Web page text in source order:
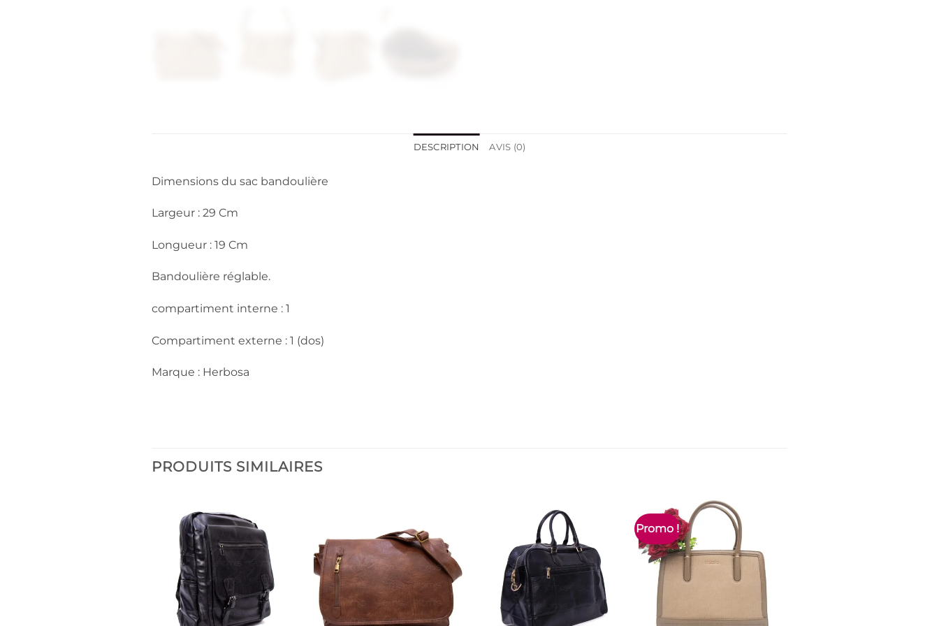
DESCRIPTION AVIS (0)
Dimensions du sac bandoulière
Largeur : 29 Cm
Longueur : 19 Cm
Bandoulière réglable.
compartiment interne : 1
Compartiment externe : 1 (dos)
Marque : Herbosa
PRODUITS SIMILAIRES
Promo !